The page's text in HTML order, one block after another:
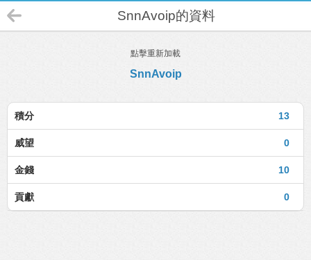
SnnAvoip的資料
點擊重新加載
SnnAvoip
13
積分
0
威望
10
金錢
0
貢獻